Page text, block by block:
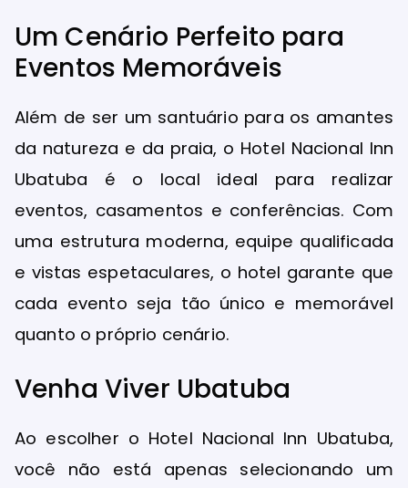
Um Cenário Perfeito para
Eventos Memoráveis
Além de ser um santuário para os amantes
da natureza e da praia, o Hotel Nacional Inn
Ubatuba é o local ideal para realizar
eventos, casamentos e conferências. Com
uma estrutura moderna, equipe qualificada
e vistas espetaculares, o hotel garante que
cada evento seja tão único e memorável
quanto o próprio cenário.
Venha Viver Ubatuba
Ao escolher o Hotel Nacional Inn Ubatuba,
você não está apenas selecionando um